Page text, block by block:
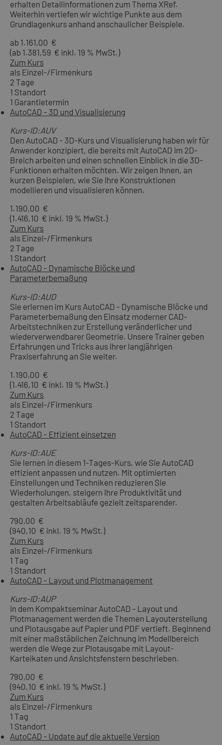
erhalten Detailinformationen zum Thema XRef.
Weiterhin vertiefen wir wichtige Punkte aus dem
Grundlagenkurs anhand anschaulicher Beispiele.
ab 1.161,00 €
(ab 1.381,59 € inkl. 19 % MwSt.)
Zum Kurs
als Einzel-/Firmenkurs
2 Tage
1 Standort
1 Garantietermin
AutoCAD - 3D und Visualisierung
Kurs-ID:AUV
Den AutoCAD - 3D-Kurs und Visualisierung haben wir für
Anwender konzipiert, die bereits mit AutoCAD im 2D-
Breich arbeiten und einen schnellen Einblick in die 3D-
Funktionen erhalten möchten. Wir zeigen Ihnen, an
kurzen Beispielen, wie Sie Ihre Konstruktionen
modellieren und visualisieren können.
1.190,00 €
(1.416,10 € inkl. 19 % MwSt.)
Zum Kurs
als Einzel-/Firmenkurs
2 Tage
1 Standort
AutoCAD - Dynamische Blöcke und
Parameterbemaßung
Kurs-ID:AUD
Sie erlernen im Kurs AutoCAD - Dynamische Blöcke und
Parameterbemaßung den Einsatz moderner CAD-
Arbeitstechniken zur Erstellung veränderlicher und
wiederverwendbarer Geometrie. Unsere Trainer geben
Erfahrungen und Tricks aus ihrer langjährigen
Praxiserfahrung an Sie weiter.
1.190,00 €
(1.416,10 € inkl. 19 % MwSt.)
Zum Kurs
als Einzel-/Firmenkurs
2 Tage
1 Standort
AutoCAD - Effizient einsetzen
Kurs-ID:AUE
Sie lernen in diesem 1-Tages-Kurs, wie Sie AutoCAD
effizient anpassen und nutzen. Mit optimierten
Einstellungen und Techniken reduzieren Sie
Wiederholungen, steigern Ihre Produktivität und
gestalten Arbeitsabläufe gezielt zeitsparender.
790,00 €
(940,10 € inkl. 19 % MwSt.)
Zum Kurs
als Einzel-/Firmenkurs
1 Tag
1 Standort
AutoCAD - Layout und Plotmanagement
Kurs-ID:AUP
In dem Kompaktseminar AutoCAD - Layout und
Plotmanagement werden die Themen Layouterstellung
und Plotausgabe auf Papier und PDF vertieft. Beginnend
mit einer maßstäblichen Zeichnung im Modellbereich
werden die Wege zur Plotausgabe mit Layout-
Karteikaten und Ansichtsfenstern beschrieben.
790,00 €
(940,10 € inkl. 19 % MwSt.)
Zum Kurs
als Einzel-/Firmenkurs
1 Tag
1 Standort
AutoCAD - Update auf die aktuelle Version